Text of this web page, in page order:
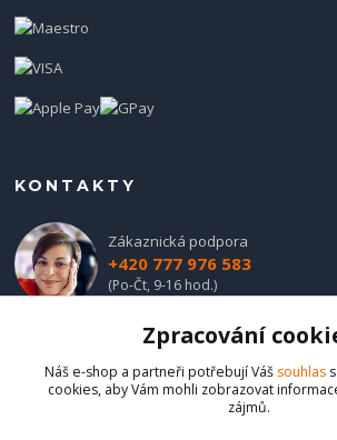
KONTAKTY
Zákaznická podpora
+420 777 976 583
(Po-Čt, 9-16 hod.)
obchod@hadladla.cz
Zpracování
Náš e-shop a partneři potřebují Váš souhlas
cookies, aby Vám mohli zobrazovat
zájmů.